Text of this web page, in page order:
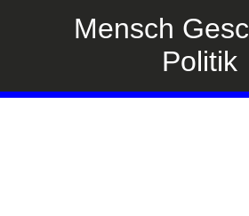
Mensch
Politik